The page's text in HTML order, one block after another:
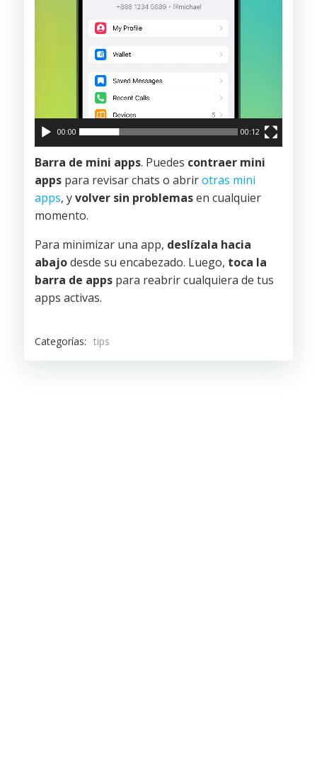
00:00 00:12
Barra de mini apps. Puedes contraer mini
apps para revisar chats o abrirotras mini
apps, yvolver sin problemasen cualquier
momento.
Para minimizar una app, deslízala hacia
abajodesde su encabezado. Luego, toca la
barra de apps para reabrir cualquiera de tus
apps activas.
Categorías: tips